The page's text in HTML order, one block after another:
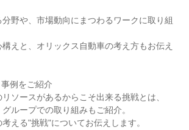
野や、市場動向にまつわるワークに取り組
えと、オリックス自動車の考え方もお伝え
例をご紹介
ソースがあるからこそ出来る挑戦とは、
ループでの取り組みもご紹介。
える"挑戦"についてお伝えします。